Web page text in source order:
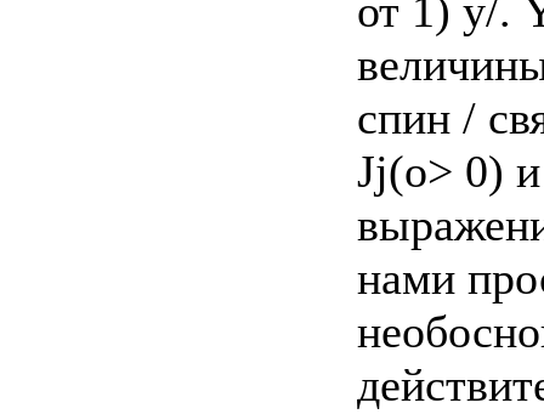
от 1) у/.
спин /
Jj(o> 0)
нами